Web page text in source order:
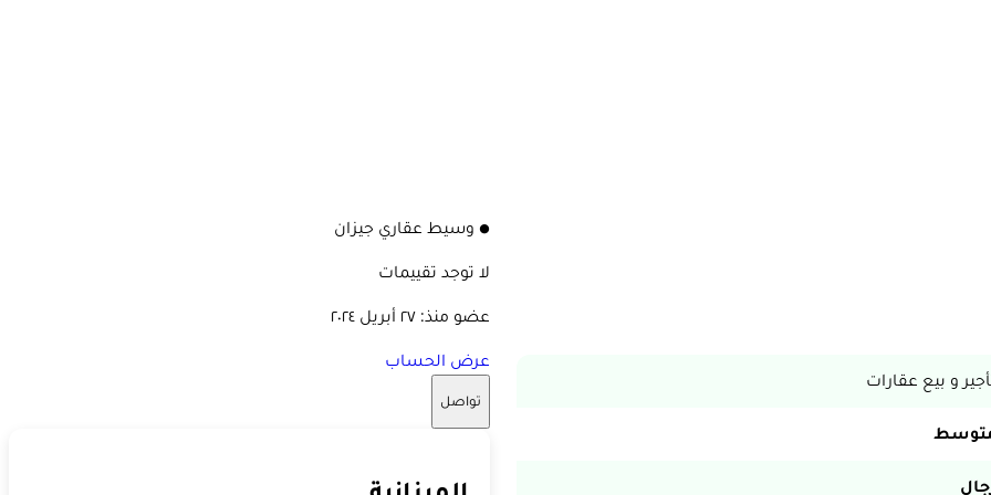
و بيع عقارات
وسيط عقاري جيزان
لا توجد تقييمات
عضو منذ:٢٧ أبريل ٢٠٢٤
عرض الحساب
تواصل